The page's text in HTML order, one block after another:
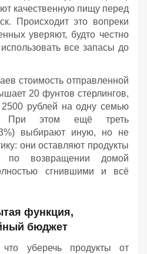
качественную пищу перед
Происходит это вопреки
уверяют, будто честно
все запасы до
стоимость отправленной
20 фунтов стерлингов,
2500 рублей на одну семью
При этом ещё треть
выбирают иную, но не
они оставляют продукты
по возвращении домой
сгнившими и всё
функция,
бюджет
что уберечь продукты от